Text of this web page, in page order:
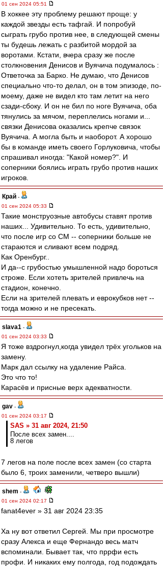
01 сен 2024 05:51
В хоккее эту проблему решают проще: у
каждой звезды есть тафгай. И попробуй
сыграть грубо против нее, в следующей смены
ты будешь лежать с разбитой мордой за
воротами. Кстати, вчера сразу же после
столкновения Денисов и Вуячича подумалось :
Ответочка за Барко. Не думаю, что Денисов
специально что-то делал, он в том эпизоде, по-
моему, даже не видел кто там летит на него
сзади-сбоку. И он не бил по ноге Вуячича, оба
тянулись за мячом, переплелись ногами и...
связки Денисова оказались крепче связок
Вуячича. А могла быть и наоборот. А хорошо
бы в команде иметь своего Горлуковича, чтобы
спрашивал иногда: "Какой номер?". И
соперники боялись играть грубо против наших
игроков.
Край -
01 сен 2024 05:33
Такие монструозные автобусы ставят против
наших... Удивительно. То есть, удивительно,
что после игр со СМ -- соперники больше не
стараются и сливают всем подряд.
Как Оренбург..
И да--с грубостью умышленной надо бороться
строже. Если хотеть зрителей привлечь на
стадион, конечно.
Если на зрителей плевать и еврокубков нет --
тогда можно и не пресекать.
slava1 -
01 сен 2024 03:33
Я тоже вздрогнул,когда увидел трёх угольков на
замену.
Марк дал ссылку на удаление Райса.
Это что то!
Карасёв и присные верх адекватности.
gav -
01 сен 2024 03:17
SAS » 31 авг 2024, 21:50
После всех замен....
8 легов
7 легов на поле после всех замен (со старта
было 6, троих заменили, четверо вышли)
shem -
01 сен 2024 02:17
fanat4ever » 31 авг 2024 23:35
Ха ну вот ответил Сергей. Мы при просмотре
сразу Алекса и еще Фернандо весь матч
вспоминали. Бывает так, что пррфи есть
профи. И никаких ему полгода, год подождать